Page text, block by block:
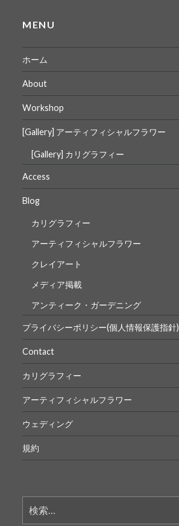
MENU
ホーム
About
Workshop
[Gallery] アーティフィシャルフラワー
[Gallery] カリグラフィー
Access
Blog
カリグラフィー
アーティフィシャルフラワー
クレイアート
メディア掲載
アンティーク・ガーデニング
プライバシーポリシー(個人情報保護指針)
Contact
カリグラフィー
アーティフィシャルフラワー
ウェディング
規約
索: